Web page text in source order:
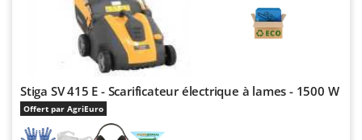
Stiga SV 415 E - Scarificateur électrique à lames - 1500 W
Offert par AgriEuro